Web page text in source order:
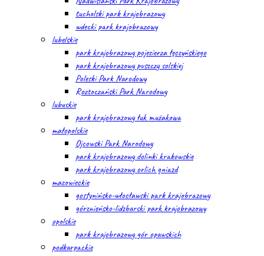
tucholski park krajobrazowy
wdecki park krajobrazowy
lubelskie
park krajobrazowy pojezierza łęczyńskiego
park krajobrazowy puszczy solskiej
Poleski Park Narodowy
Roztoczański Park Narodowy
lubuskie
park krajobrazowy łuk mużakowa
małopolskie
Ojcowski Park Narodowy
park krajobrazowy dolinki krakowskie
park krajobrazowy orlich gniazd
mazowieckie
gostynińsko-włocławski park krajobrazowy
górznieńsko-lidzbarski park krajobrazowy
opolskie
park krajobrazowy gór opawskich
podkarpackie